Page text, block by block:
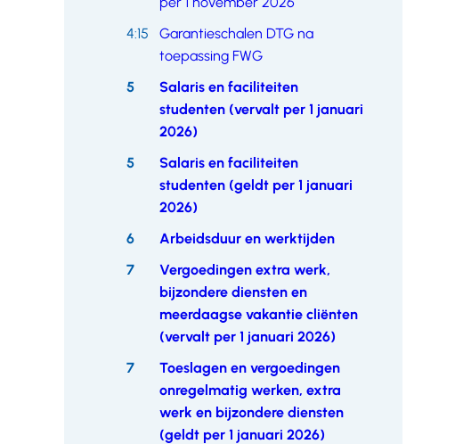
4:15
Garantieschalen DTG na
toepassing FWG
5
Salaris en faciliteiten
studenten (vervalt per 1 januari
2026)
5
Salaris en faciliteiten
studenten (geldt per 1 januari
2026)
6
Arbeidsduur en werktijden
7
Vergoedingen extra werk,
bijzondere diensten en
meerdaagse vakantie cliënten
(vervalt per 1 januari 2026)
7
Toeslagen en vergoedingen
onregelmatig werken, extra
werk en bijzondere diensten
(geldt per 1 januari 2026)